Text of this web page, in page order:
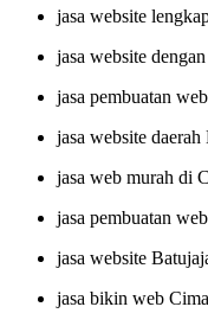
jasa website
jasa website
jasa pembuatan
jasa website
jasa web murah di
jasa pembuatan
jasa website
jasa bikin web